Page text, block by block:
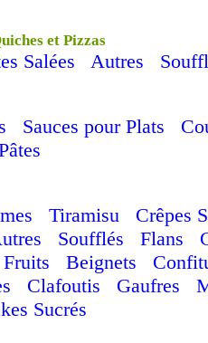
et Pizzas
Salées Autres
Sauces pour Plats
Tiramisu
Crêpes
Soufflés Flans
Beignets
Clafoutis Gaufres
Sucrés